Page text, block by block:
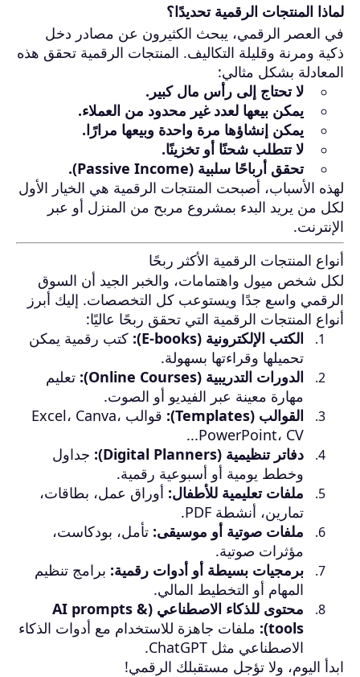
لماذا المنتجات الرقمية تحديدًا؟
في العصر الرقمي، يبحث الكثيرون عن مصادر دخل
ذكية ومرنة وقليلة التكاليف. المنتجات الرقمية تحقق هذه
المعادلة بشكل مثالي:
لا تحتاج إلى رأس مال كبير.
يمكن بيعها لعدد غير محدود من العملاء.
يمكن إنشاؤها مرة واحدة وبيعها مرارًا.
لا تتطلب شحنًا أو تخزينًا.
تحقق أرباحًا سلبية (Passive Income).
لهذه الأسباب، أصبحت المنتجات الرقمية هي الخيار الأول
لكل من يريد البدء بمشروع مربح من المنزل أو عبر
الإنترنت.
أنواع المنتجات الرقمية الأكثر ربحًا
لكل شخص ميول واهتمامات، والخبر الجيد أن السوق
الرقمي واسع جدًا ويستوعب كل التخصصات. إليك أبرز
أنواع المنتجات الرقمية التي تحقق ربحًا عاليًا:
الكتب الإلكترونية (E-books):
كتب رقمية يمكن
تحميلها وقراءتها بسهولة.
الدورات التدريبية (Online Courses):
تعليم
مهارة معينة عبر الفيديو أو الصوت.
القوالب (Templates):
قوالب Excel، Canva،
PowerPoint، CV...
دفاتر تنظيمية (Digital Planners):
جداول
وخطط يومية أو أسبوعية رقمية.
ملفات تعليمية للأطفال: أوراق عمل، بطاقات،
تمارين، أنشطة PDF.
ملفات صوتية أو موسيقى: تأمل، بودكاست،
مؤثرات صوتية.
برمجيات بسيطة أو أدوات رقمية: برامج تنظيم
المهام أو التخطيط المالي.
محتوى للذكاء الاصطناعي (AI prompts &
tools):
ملفات جاهزة للاستخدام مع أدوات الذكاء
الاصطناعي مثل ChatGPT.
ابدأ اليوم، ولا تؤجل مستقبلك الرقمي!